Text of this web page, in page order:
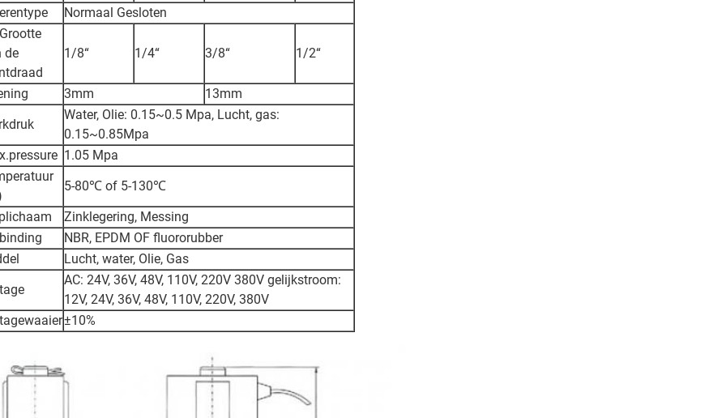
Normaal Gesloten
de
1/8“ 1/4“ 3/8“ 1/2“
3mm
13mm
Water, Olie: 0.15~0.5 Mpa, Lucht, gas:
0.15~0.85Mpa
1.05 Mpa
5-80℃ of 5-130℃
Zinklegering, Messing
NBR, EPDM OF fluororubber
Lucht, water, Olie, Gas
AC: 24V, 36V, 48V, 110V, 220V 380V gelijkstroom:
12V, 24V, 36V, 48V, 110V, 220V, 380V
±10%